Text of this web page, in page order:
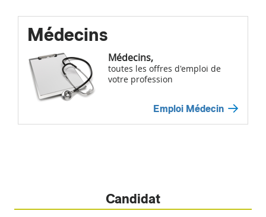
Médecins
Médecins,
toutes les offres d'emploi de
votre profession
Emploi Médecin
Candidat